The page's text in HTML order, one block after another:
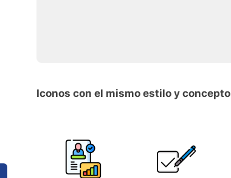
Iconos con el mismo estilo y concepto